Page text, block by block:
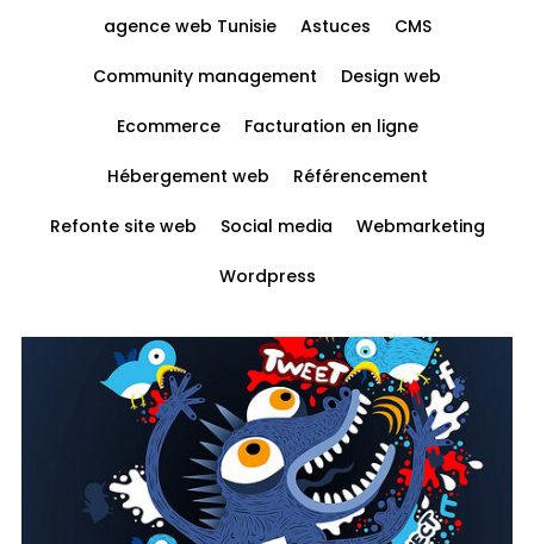
agence web Tunisie Astuces CMS
Community management Design web
Ecommerce Facturation en ligne
Hébergement web Référencement
Refonte site web Social media Webmarketing
Wordpress